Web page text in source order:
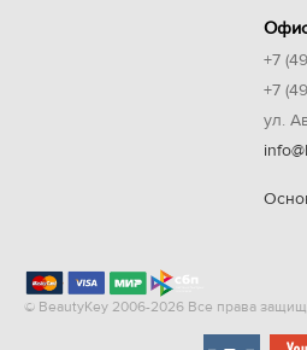
+7
+7
ул.
© BeautyKey 2006-2026 Все права